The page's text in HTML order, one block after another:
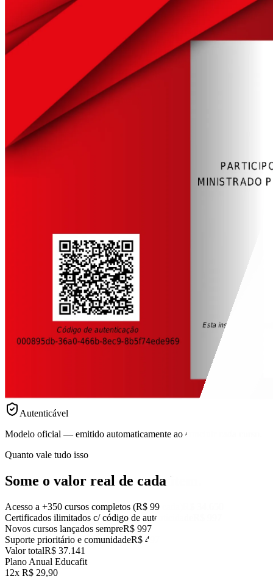
Autenticável
Modelo oficial — emitido automaticamente ao concluir cada curso.
Quanto vale tudo isso
Some o valor real de cada item.
Acesso a +350 cursos completos (R$ 99 cada)
Certificados ilimitados c/ código de autenticidade
Novos cursos lançados sempreR$ 997
Suporte prioritário e comunidadeR$ 497
Valor totalR$ 37.141
Plano Anual Educafit
12x R$ 29,90